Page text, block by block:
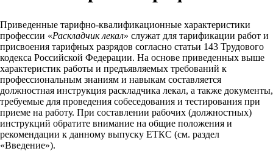
Приведенные тарифно-квалификационные характеристики
профессии «Раскладчик лекал» служат для тарификации работ и
присвоения тарифных разрядов согласно статьи 143 Трудового
кодекса Российской Федерации. На основе приведенных выше
характеристик работы и предъявляемых требований к
профессиональным знаниям и навыкам составляется
должностная инструкция раскладчика лекал, а также документы,
требуемые для проведения собеседования и тестирования при
приеме на работу. При составлении рабочих (должностных)
инструкций обратите внимание на общие положения и
рекомендации к данному выпуску ЕТКС (см. раздел
«Введение»).